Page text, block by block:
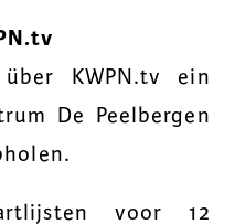
KWPN.tv ein
De Peelbergen
voor 12